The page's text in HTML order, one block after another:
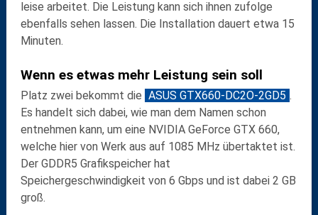
leise arbeitet. Die Leistung kann sich ihnen zufolge
ebenfalls sehen lassen. Die Installation dauert etwa 15
Minuten.
Wenn es etwas mehr Leistung sein soll
Platz zweibekommt die ASUS GTX660-DC2O-2GD5 .
Es handelt sich dabei, wie man dem Namen schon
entnehmen kann, um eine NVIDIA GeForce GTX 660,
welche hier von Werk aus auf 1085 MHz übertaktet ist.
Der GDDR5 Grafikspeicher hat
Speichergeschwindigkeit von 6 Gbps und ist dabei 2 GB
groß.